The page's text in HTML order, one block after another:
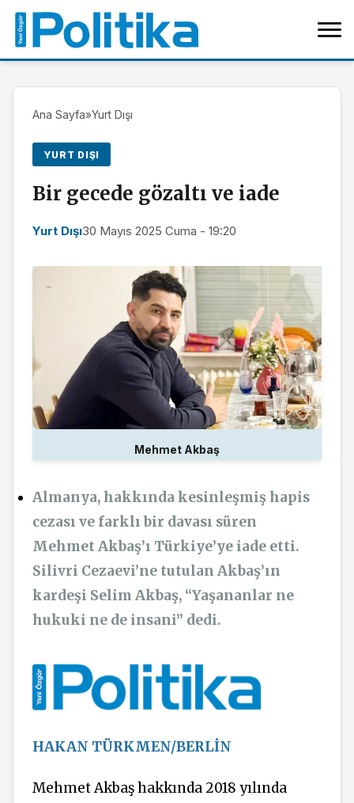
Ana Sayfa»Yurt Dışı
YURT DIŞI
Bir gecede gözaltı ve iade
Yurt Dışı30 Mayıs 2025 Cuma - 19:20
Mehmet Akbaş
Almanya, hakkında kesinleşmiş hapis
cezası ve farklı bir davası süren
Mehmet Akbaş’ı Türkiye’ye iade etti.
Silivri Cezaevi’ne tutulan Akbaş’ın
kardeşi Selim Akbaş, “Yaşananlar ne
hukuki ne de insani” dedi.
HAKAN TÜRKMEN/BERLİN
Mehmet Akbaş hakkında 2018 yılında